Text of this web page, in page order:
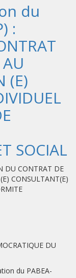
du
:
(E)
SOCIAL
DU CONTRAT DE
CONSULTANT(E)
DU
du PABEA-